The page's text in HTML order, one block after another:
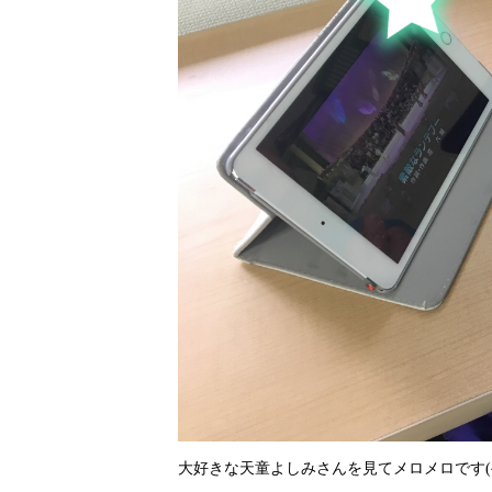
大好きな天童よしみさんを見てメロメロです